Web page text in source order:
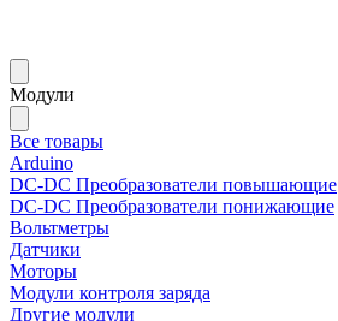
Модули
Все товары
Arduino
DC-DC Преобразователи повышающие
DC-DC Преобразователи понижающие
Вольтметры
Датчики
Моторы
Модули контроля заряда
Другие модули